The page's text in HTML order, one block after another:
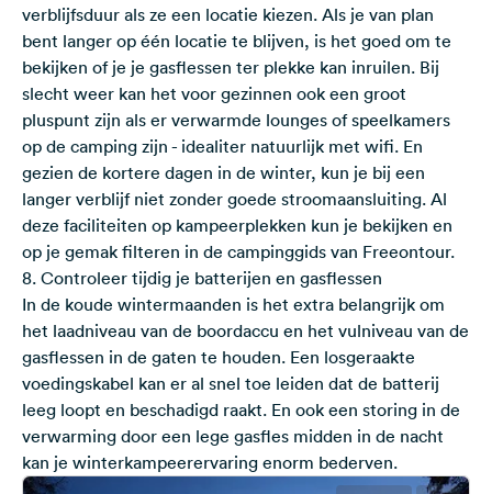
verblijfsduur als ze een locatie kiezen. Als je van plan
bent langer op één locatie te blijven, is het goed om te
bekijken of je je gasflessen ter plekke kan inruilen. Bij
slecht weer kan het voor gezinnen ook een groot
pluspunt zijn als er verwarmde lounges of speelkamers
op de camping zijn - idealiter natuurlijk met wifi. En
gezien de kortere dagen in de winter, kun je bij een
langer verblijf niet zonder goede stroomaansluiting. Al
deze faciliteiten op kampeerplekken kun je bekijken en
op je gemak filteren in de campinggids van Freeontour.
8. Controleer tijdig je batterijen en gasflessen
In de koude wintermaanden is het extra belangrijk om
het laadniveau van de boordaccu en het vulniveau van de
gasflessen in de gaten te houden. Een losgeraakte
voedingskabel kan er al snel toe leiden dat de batterij
leeg loopt en beschadigd raakt. En ook een storing in de
verwarming door een lege gasfles midden in de nacht
kan je winterkampeerervaring enorm bederven.